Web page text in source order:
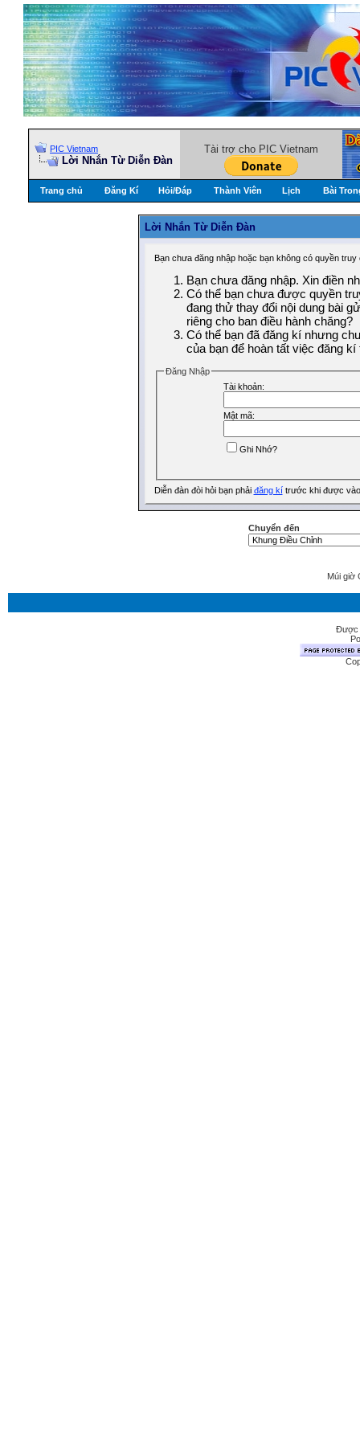
PIC Vietnam
Lời Nhắn Từ Diễn Ðàn
Tài trợ cho PIC Vietnam
Trang chủ Đăng Kí Hỏi/Ðáp Thành Viên Lịch Bài
Lời Nhắn Từ Diễn Ðàn
Bạn chưa đăng nhập hoặc bạn không có quyền
Bạn chưa đăng nhập. Xin điền
Có thể bạn chưa được quyền
đang thử thay đổi nội dung bài
riêng cho ban điều hành chăng?
Có thể bạn đã đăng kí nhưng
của bạn để hoàn tất việc đăng
Ðăng Nhập
Tài khoản:
Mật mã:
Ghi Nhớ?
Diễn đàn đòi hỏi bạn phải đăng kí trước khi được
Chuyển đến
Múi giờ
Được